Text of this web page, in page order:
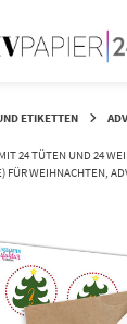
ETIKETTEN
24 TÜTEN UND 24
FÜR WEIHNACHTEN,